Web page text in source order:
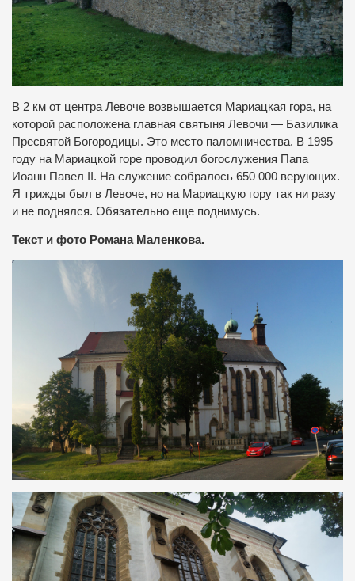
В 2 км от центра Левоче возвышается Мариацкая гора, на
которой расположена главная святыня Левочи — Базилика
Пресвятой Богородицы. Это место паломничества. В 1995
году на Мариацкой горе проводил богослужения Папа
Иоанн Павел II. На служение собралось 650 000 верующих.
Я трижды был в Левоче, но на Мариацкую гору так ни разу
и не поднялся. Обязательно еще поднимусь.
Текст и фото Романа Маленкова.